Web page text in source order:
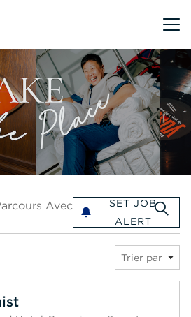
Menu
Avec
SET JOB
ALERT
avec nous
Trier par